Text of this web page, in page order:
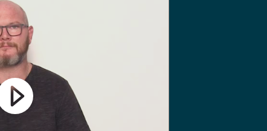
Play